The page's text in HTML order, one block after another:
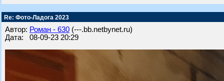
Re: Фото-Ладога 2023
Автор: Роман - 630 (---.bb.netbynet.ru)
Дата: 08-09-23 20:29